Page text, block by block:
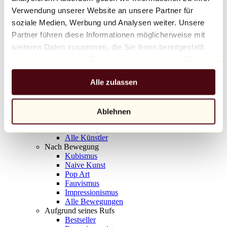
Verwendung unserer Website an unsere Partner für
soziale Medien, Werbung und Analysen weiter. Unsere
Partner führen diese Informationen möglicherweise mit
weiteren Daten zusammen, die Sie ihnen bereitgestellt
gesammelt haben.
Alle zulassen
Ablehnen
Balloon Dog (Orange)
Jeff Koons
10.000 €
Entdecken
Alle Bildhauer
Alle Fotografen
Alle Künstler
Nach Bewegung
Kubismus
Naive Kunst
Pop Art
Fauvismus
Impressionismus
Alle Bewegungen
Aufgrund seines Rufs
Bestseller